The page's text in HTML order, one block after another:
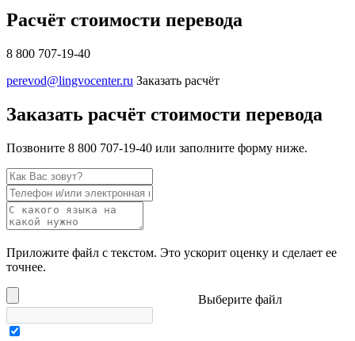
Расчёт стоимости перевода
8 800 707-19-40
perevod@lingvocenter.ru Заказать расчёт
Заказать расчёт стоимости перевода
Позвоните 8 800 707-19-40 или заполните форму ниже.
Приложите файл с текстом. Это ускорит оценку и сделает ее
точнее.
Выберите файл